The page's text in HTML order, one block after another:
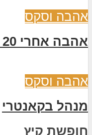
אהבה וסקס
אהבה אחרי 20 שנה
אהבה וסקס
מנהל בקאנטרי
חופשת קיץ